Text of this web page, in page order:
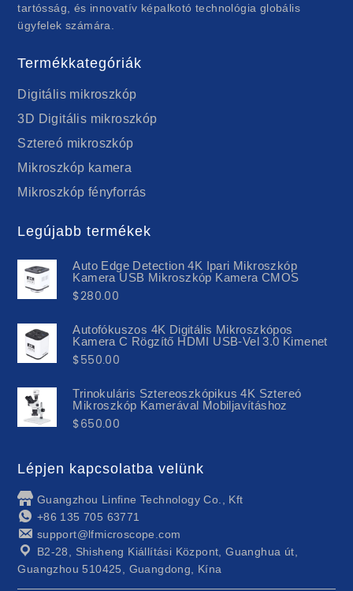
tartósság, és innovatív képalkotó technológia globális
ügyfelek számára.
Termékkategóriák
Digitális mikroszkóp
3D Digitális mikroszkóp
Sztereó mikroszkóp
Mikroszkóp kamera
Mikroszkóp fényforrás
Legújabb termékek
Auto Edge Detection 4K Ipari Mikroszkóp
Kamera USB Mikroszkóp Kamera CMOS
$280.00
Autofókuszos 4K Digitális Mikroszkópos
Kamera C Rögzítő HDMI USB-Vel 3.0 Kimenet
$550.00
Trinokuláris Sztereoszkópikus 4K Sztereó
Mikroszkóp Kamerával Mobiljavításhoz
$650.00
Lépjen kapcsolatba velünk
Guangzhou Linfine Technology Co., Kft
+86 135 705 63771
support@lfmicroscope.com
B2-28, Shisheng Kiállítási Központ, Guanghua út,
Guangzhou 510425, Guangdong, Kína